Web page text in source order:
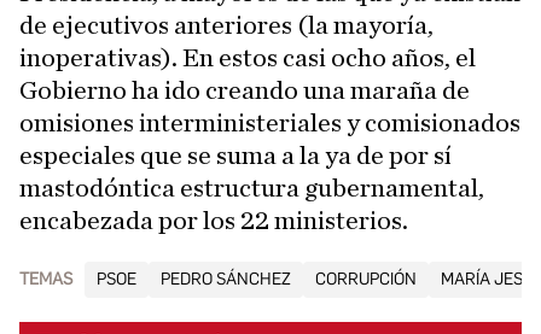
de ejecutivos anteriores (la mayoría,
inoperativas). En estos casi ocho años, el
Gobierno ha ido creando una maraña de
omisiones interministeriales y comisionados
especiales que se suma a la ya de por sí
mastodóntica estructura gubernamental,
encabezada por los 22 ministerios.
TEMAS PSOE PEDRO SÁNCHEZ CORRUPCIÓN MARÍA